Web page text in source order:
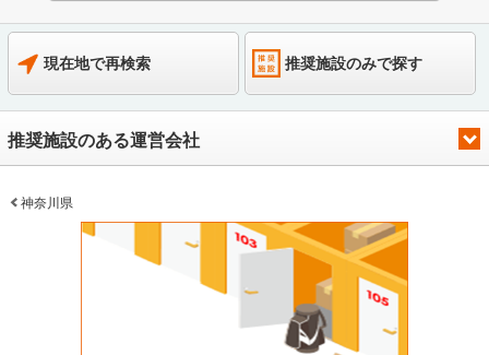
格帯は月額3,740円から43,560円（税込）で広さも0.2帖から4.0帖まで幅広くご用意して
のみで、管理費、共益費、カード費、鍵交換費、敷金、礼金などは頂いておりません。 ご
契約に際して事前見学をご希望の場合はリモート内覧会を承っております。現地にてお電
話を頂けましたら、遠隔操作で開錠致しますのでご自由にご覧ください。 時期によってお
にてお気軽にお問い合わせください。 編集後記 押入れ産業株式会社は「誰でも入りやすい
店舗運営」を目指しているという。「PiO横浜高島台店」の白と青を基調とした明るく清
潔感のある内装からもその想いは窺えた。また内装だけでなく施設内に防犯カメラが設置
ど女性客やファミリー層のお客様も多いことも納得できた。さらに「PiO横浜高島台店」
では空調とサーキュレーターを完備し、お客様の荷物が常に最適な環境で保管されるよう
に配慮されているため大切な荷物であっても安心して預けることが出来る。 横浜駅から徒
歩でアクセスが可能なため、周辺エリアだけでなく都内や近隣エリアでトランクルームを
探している方にも是非お勧めしたい施設であった。
現在地で再検索 推奨施設のみで探す
推奨施設のある運営会社
神奈川県